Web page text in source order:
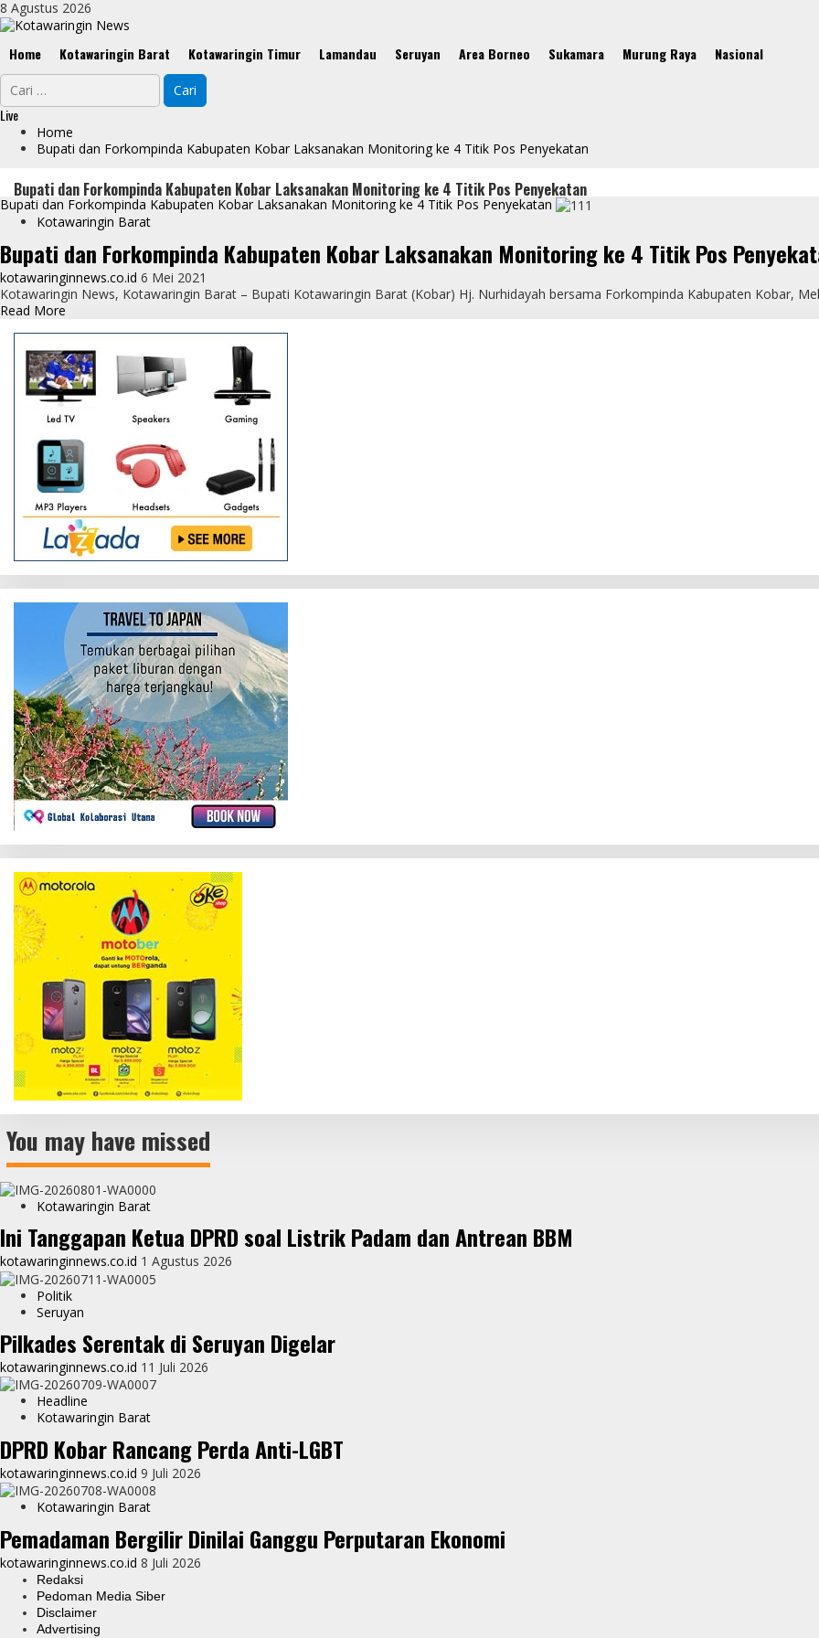
Skip
to
8 Agustus 2026
Menu
Home Kotawaringin Barat Kotawaringin Timur Lamandau Seruyan Area Borneo Sukamara Murung Raya Nasional
Cari
untuk:
Live
Home
Bupati dan Forkompinda Kabupaten Kobar Laksanakan Monitoring ke 4 Titik Pos Penyekatan
Bupati dan Forkompinda Kabupaten Kobar Laksanakan Monitoring ke 4 Titik Pos Penyekatan
Bupati dan Forkompinda Kabupaten Kobar Laksanakan Monitoring ke 4 Titik Pos Penyekatan
Kotawaringin Barat
Bupati dan Forkompinda Kabupaten Kobar Laksanakan Monitoring ke 4 Titik Pos
kotawaringinnews.co.id 6 Mei 2021
Kotawaringin News, Kotawaringin Barat – Bupati Kotawaringin Barat (Kobar) Hj. Nurhidayah bersama Forkompinda Kabupaten Kobar,
Read More
Bupati
dan
Forkompinda
Kabupaten
Kobar
Laksanakan
Monitoring
ke
4
Titik
Pos
Penyekatan
You may have missed
Kotawaringin Barat
Ini Tanggapan Ketua DPRD soal Listrik Padam dan Antrean BBM
kotawaringinnews.co.id 1 Agustus 2026
Politik
Seruyan
Pilkades Serentak di Seruyan Digelar
kotawaringinnews.co.id 11 Juli 2026
Headline
Kotawaringin Barat
DPRD Kobar Rancang Perda Anti-LGBT
kotawaringinnews.co.id 9 Juli 2026
Kotawaringin Barat
Pemadaman Bergilir Dinilai Ganggu Perputaran Ekonomi
kotawaringinnews.co.id 8 Juli 2026
Redaksi
Pedoman Media Siber
Disclaimer
Advertising